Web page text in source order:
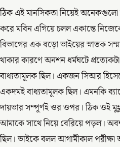
ঠিক এই মানসিকতা নিয়েই অনেকগুলো
করে মবিন এগিয়ে চলল একান্তে
বিভাগের এক বড়ো ভাইয়ের স্নাতক
থাকার কারণে অনশন ধর্মঘটে
বাধ্যতামূলক ছিল। একজন সিআর
একদমই বাধ্যতামূলক ছিল। এমনকি
দায়ভার সম্পূর্ণই ওর ওপর। ঠিক ওই
আমাকে সাথে নিয়ে বেরিয়ে পড়ল।
ছিল। ভাইকে বলল আগামীকাল পরীক্ষা